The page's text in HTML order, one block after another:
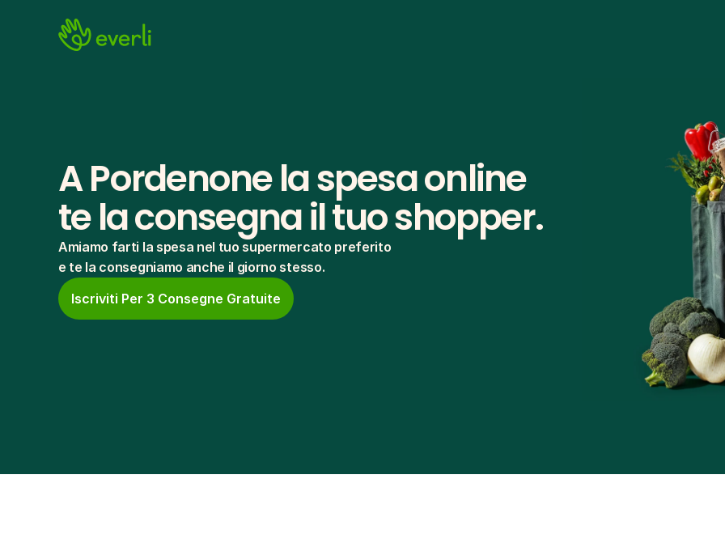
A Pordenone la spesa online
te la consegna il tuo shopper.
Amiamo farti la spesa nel tuo supermercato preferito
e te la consegniamo anche il giorno stesso.
Iscriviti Per 3 Consegne Gratuite